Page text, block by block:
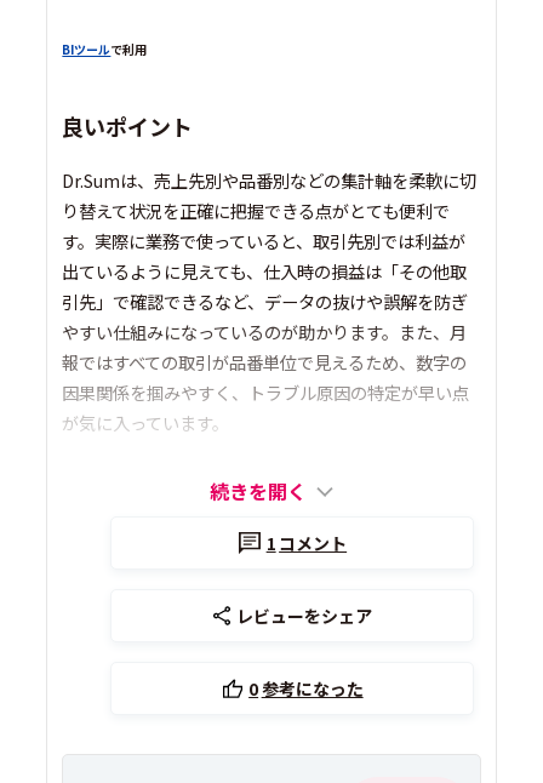
BIツールで利用
良いポイント
Dr.Sumは、売上先別や品番別などの集計軸を柔軟に切
り替えて状況を正確に把握できる点がとても便利で
す。実際に業務で使っていると、取引先別では利益が
出ているように見えても、仕入時の損益は「その他取
引先」で確認できるなど、データの抜けや誤解を防ぎ
やすい仕組みになっているのが助かります。また、月
報ではすべての取引が品番単位で見えるため、数字の
因果関係を掴みやすく、トラブル原因の特定が早い点
が気に入っています。
続きを開く
1 コメント
レビューをシェア
0参考になった